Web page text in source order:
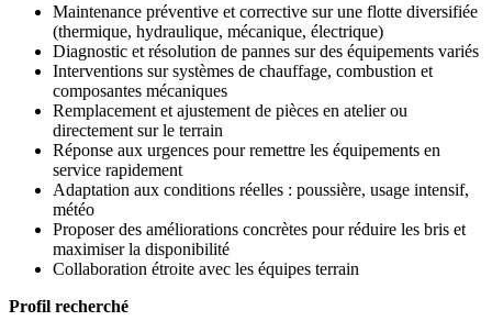
Maintenance préventive et corrective sur une flotte diversifiée
(thermique, hydraulique, mécanique, électrique)
Diagnostic et résolution de pannes sur des équipements variés
Interventions sur systèmes de chauffage, combustion et
composantes mécaniques
Remplacement et ajustement de pièces en atelier ou
directement sur le terrain
Réponse aux urgences pour remettre les équipements en
service rapidement
Adaptation aux conditions réelles : poussière, usage intensif,
météo
Proposer des améliorations concrètes pour réduire les bris et
maximiser la disponibilité
Collaboration étroite avec les équipes terrain
Profil recherché